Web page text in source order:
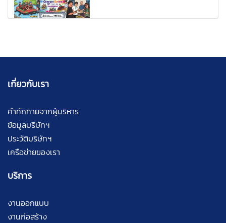
เกี่ยวกับเรา
คำทักทายจากผู้บริหาร
ข้อมูลบริษัทฯ
ประวัติบริษัทฯ
เครือข่ายของเรา
บริการ
งานออกแบบ
งานก่อสร้าง